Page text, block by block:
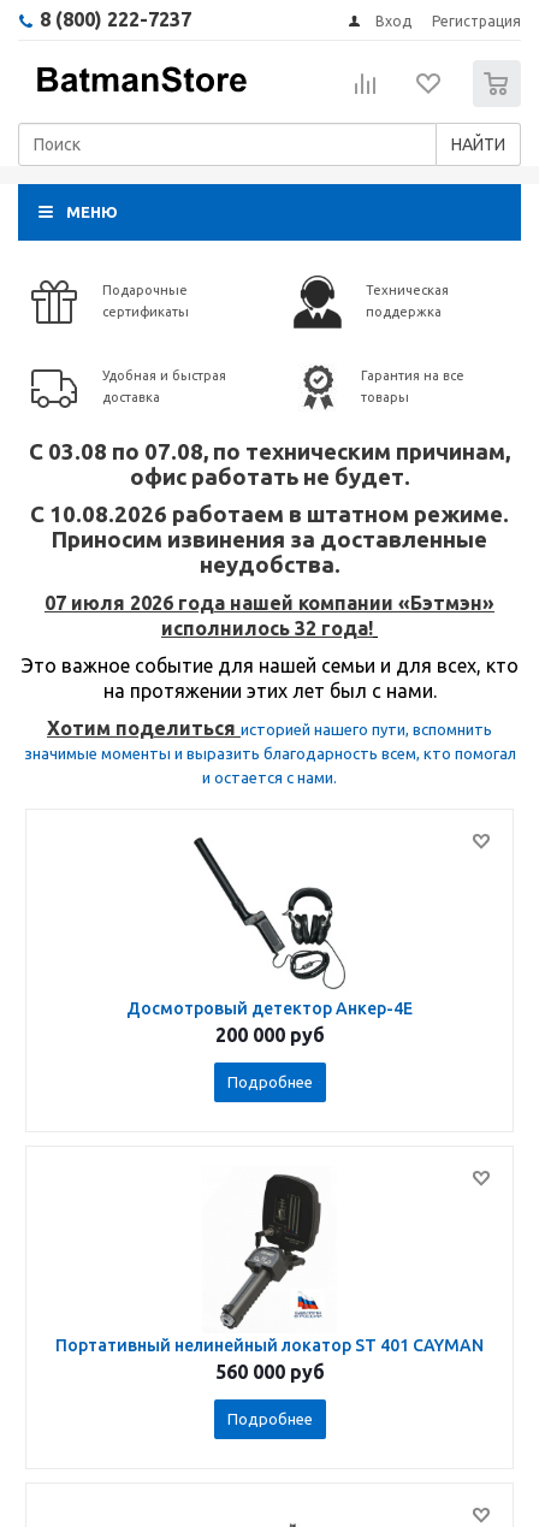
8 (800) 222-7237 Вход Регистрация
НАЙТИ
МЕНЮ
Подарочные
сертификаты
Техническая
поддержка
Удобная и быстрая
доставка
Гарантия на все
товары
С 03.08 по 07.08, по техническим причинам,
офис работать не будет.
С 10.08.2026 работаем в штатном режиме.
Приносим извинения за доставленные
неудобства.
07 июля 2026 года нашей компании «Бэтмэн»
исполнилось 32 года!
Это важное событие для нашей семьи и для всех, кто
на протяжении этих лет был с нами.
Хотим поделиться историей нашего пути, вспомнить
значимые моменты и выразить благодарность всем, кто помогал
и остается с нами.
Досмотровый детектор Анкер-4Е
200 000руб
Подробнее
Портативный нелинейный локатор ST 401 CAYMAN
560 000руб
Подробнее